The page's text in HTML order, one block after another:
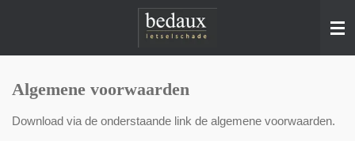
hoofdinhoud
Algemene voorwaarden
Download via de onderstaande link de algemene voorwaarden.